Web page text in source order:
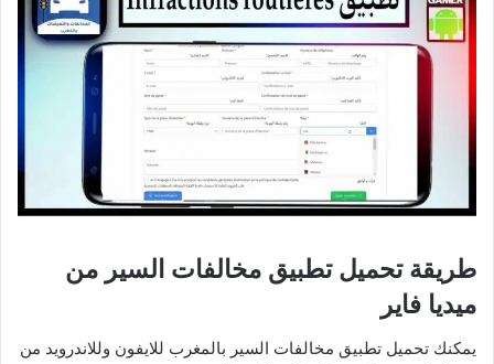
طريقة تحميل تطبيق مخالفات السير من
ميديا فاير
يمكنك تحميل تطبيق مخالفات السير بالمغرب للايفون وللاندرويد من